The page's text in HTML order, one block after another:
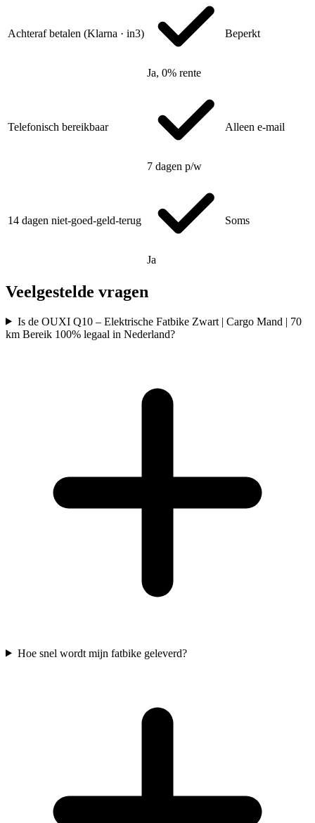
Achteraf betalen (Klarna · in3)
Ja, 0% rente
Beperkt
Telefonisch bereikbaar
7 dagen p/w
Alleen e-mail
14 dagen niet-goed-geld-terug
Ja
Soms
Veelgestelde vragen
Is de OUXI Q10 – Elektrische Fatbike Zwart | Cargo Mand | 70
km Bereik 100% legaal in Nederland?
Hoe snel wordt mijn fatbike geleverd?